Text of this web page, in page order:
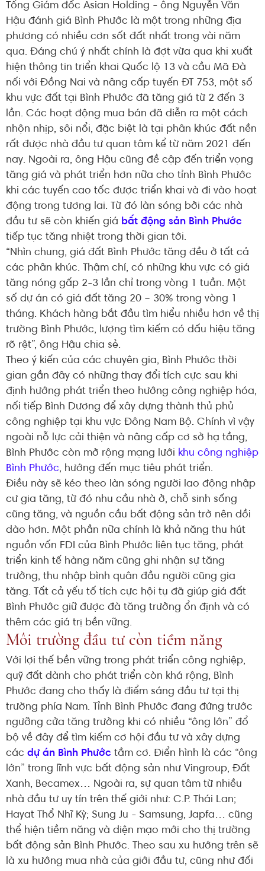
Tổng Giám đốc Asian Holding - ông Nguyễn Văn
Hậu đánh giá Bình Phước là một trong những địa
phương có nhiều cơn sốt đất nhất trong vài năm
qua. Đáng chú ý nhất chính là đợt vừa qua khi xuất
hiện thông tin triển khai Quốc lộ 13 và cầu Mã Đà
nối với Đồng Nai và nâng cấp tuyến ĐT 753, một số
khu vực đất tại Bình Phước đã tăng giá từ 2 đến 3
lần. Các hoạt động mua bán đã diễn ra một cách
nhộn nhịp, sôi nổi, đặc biệt là tại phân khúc đất nền
rất được nhà đầu tư quan tâm kể từ năm 2021 đến
nay. Ngoài ra, ông Hậu cũng đề cập đến triển vọng
tăng giá và phát triển hơn nữa cho tỉnh Bình Phước
khi các tuyến cao tốc được triển khai và đi vào hoạt
động trong tương lai. Từ đó làn sóng bởi các nhà
đầu tư sẽ còn khiến giá bất động sản Bình Phước
tiếp tục tăng nhiệt trong thời gian tới.
“Nhìn chung, giá đất Bình Phước tăng đều ở tất cả
các phân khúc. Thậm chí, có những khu vực có giá
tăng nóng gấp 2-3 lần chỉ trong vòng 1 tuần. Một
số dự án có giá đất tăng 20 – 30% trong vòng 1
tháng. Khách hàng bắt đầu tìm hiểu nhiều hơn về thị
trường Bình Phước, lượng tìm kiếm có dấu hiệu tăng
rõ rệt”, ông Hậu chia sẻ.
Theo ý kiến của các chuyên gia, Bình Phước thời
gian gần đây có những thay đổi tích cực sau khi
định hướng phát triển theo hướng công nghiệp hóa,
nối tiếp Bình Dương để xây dựng thành thủ phủ
công nghiệp tại khu vực Đông Nam Bộ. Chính vì vậy
ngoài nỗ lực cải thiện và nâng cấp cơ sở hạ tầng,
Bình Phước còn mở rộng mạng lưới khu công nghiệp
Bình Phước, hướng đến mục tiêu phát triển.
Điều này sẽ kéo theo làn sóng người lao động nhập
cư gia tăng, từ đó nhu cầu nhà ở, chỗ sinh sống
cũng tăng, và nguồn cầu bất động sản trở nên dồi
dào hơn. Một phần nữa chính là khả năng thu hút
nguồn vốn FDI của Bình Phước liên tục tăng, phát
triển kinh tế hàng năm cũng ghi nhận sự tăng
trưởng, thu nhập bình quân đầu người cũng gia
tăng. Tất cả yếu tố tích cực hội tụ đã giúp giá đất
Bình Phước giữ được đà tăng trưởng ổn định và có
thêm các giá trị bền vững.
Môi trường đầu tư còn tiềm năng
Với lợi thế bền vững trong phát triển công nghiệp,
quỹ đất dành cho phát triển còn khá rộng, Bình
Phước đang cho thấy là điểm sáng đầu tư tại thị
trường phía Nam. Tỉnh Bình Phước đang đứng trước
ngưỡng cửa tăng trưởng khi có nhiều “ông lớn” đổ
bộ về đây để tìm kiếm cơ hội đầu tư và xây dựng
các dự án Bình Phước tầm cơ. Điển hình là các “ông
lớn” trong lĩnh vực bất động sản như Vingroup, Đất
Xanh, Becamex… Ngoài ra, sự quan tâm từ nhiều
nhà đầu tư uy tín trên thế giới như: C.P. Thái Lan;
Hayat Thổ Nhĩ Kỳ; Sung Ju - Samsung, Japfa… cũng
thể hiện tiềm năng và diện mạo mới cho thị trường
bất động sản Bình Phước. Theo sau xu hướng trên sẽ
là xu hướng mua nhà của giới đầu tư, cũng như đối